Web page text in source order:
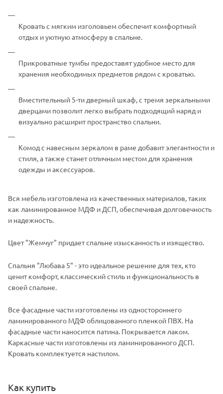
Кровать с мягким изголовьем обеспечит комфортный
отдых и уютную атмосферу в спальне.
Прикроватные тумбы предоставят удобное место для
хранения необходимых предметов рядом с кроватью.
Вместительный 5-ти дверный шкаф, с тремя зеркальными
дверцами позволит легко выбрать подходящий наряд и
визуально расширит пространство спальни.
Комод с навесным зеркалом в раме добавит элегантности и
стиля, а также станет отличным местом для хранения
одежды и аксессуаров.
Вся мебель изготовлена из качественных материалов, таких
как ламинированное МДФ и ДСП, обеспечивая долговечность
и надежность.
Цвет "Жемчуг" придает спальне изысканность и изящество.
Спальня "Любава 5" - это идеальное решение для тех, кто
ценит комфорт, классический стиль и функциональность в
своей спальне.
Все фасадные части изготовлены из одностороннего
ламинированного МДФ облицованного пленкой ПВХ. На
фасадные части наносится патина. Покрывается лаком.
Каркасные части изготовлены из ламинированного ДСП.
Кровать комплектуется настилом.
Как купить